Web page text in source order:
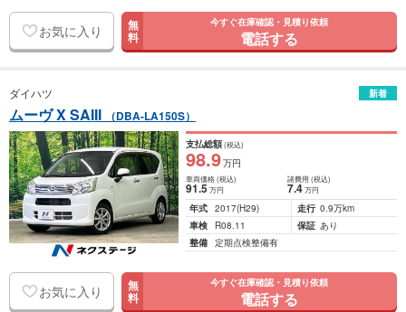
お気に入り 無
料
今すぐ在庫確認・見積り依頼
電話する
ダイハツ 新着
ムーヴ X SAIII （DBA-LA150S）
支払総額(税込)
98.9万円
車両価格(税込)
91.5万円
諸費用 (税込)
7.4 万円
年式 2017(H29) 走行 0.9万km
車検
R08.11 保証 あり
整備 定期点検整備有
お気に入り 無
料
今すぐ在庫確認・見積り依頼
電話する